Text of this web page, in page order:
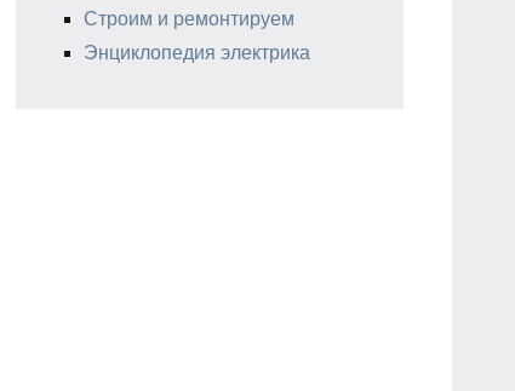
Строим и ремонтируем
Энциклопедия электрика